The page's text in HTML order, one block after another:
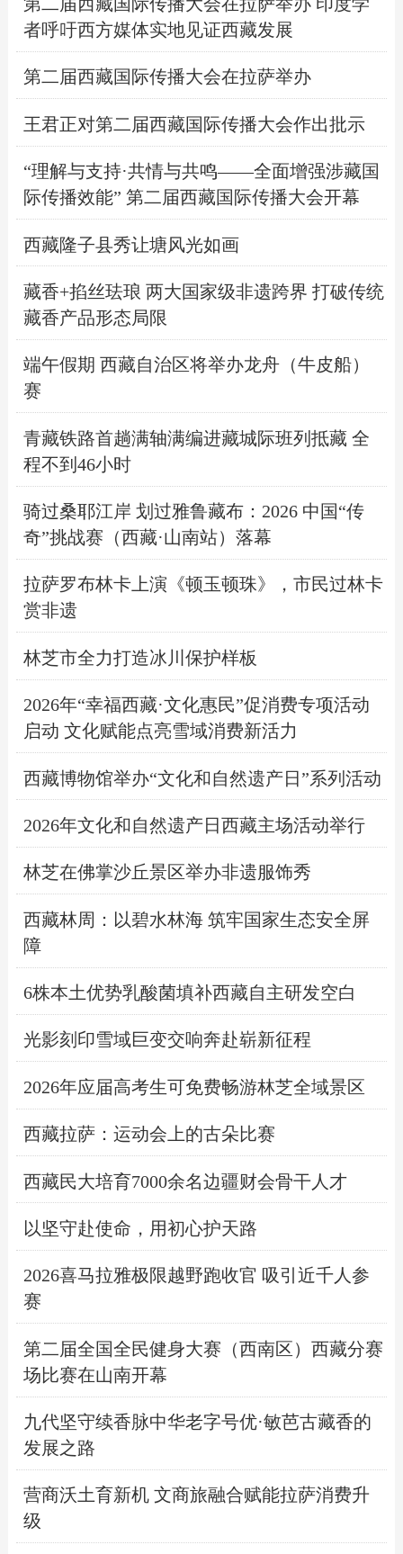
者呼吁西方媒体实地见证西藏发展
第二届西藏国际传播大会在拉萨举办
王君正对第二届西藏国际传播大会作出批示
“理解与支持·共情与共鸣——全面增强涉藏国
际传播效能” 第二届西藏国际传播大会开幕
西藏隆子县秀让塘风光如画
藏香+掐丝珐琅 两大国家级非遗跨界 打破传统
藏香产品形态局限
端午假期 西藏自治区将举办龙舟（牛皮船）
赛
青藏铁路首趟满轴满编进藏城际班列抵藏 ​全
程不到46小时
骑过桑耶江岸 划过雅鲁藏布：2026 中国“传
奇”挑战赛（西藏·山南站）落幕
拉萨罗布林卡上演《顿玉顿珠》，市民过林卡
赏非遗
林芝市全力打造冰川保护样板
2026年“幸福西藏·文化惠民”促消费专项活动
启动 ​文化赋能点亮雪域消费新活力
西藏博物馆举办“文化和自然遗产日”系列活动
2026年文化和自然遗产日西藏主场活动举行
林芝在佛掌沙丘景区举办非遗服饰秀
西藏林周：以碧水林海 筑牢国家生态安全屏
障
6株本土优势乳酸菌填补西藏自主研发空白
光影刻印雪域巨变交响奔赴崭新征程
2026年应届高考生可免费畅游林芝全域景区
西藏拉萨：运动会上的古朵比赛
西藏民大培育7000余名边疆财会骨干人才
以坚守赴使命，用初心护天路
2026喜马拉雅极限越野跑收官 吸引近千人参
赛
第二届全国全民健身大赛（西南区）西藏分赛
场比赛在山南开幕
九代坚守续香脉中华老字号优·敏芭古藏香的
发展之路
营商沃土育新机 文商旅融合赋能拉萨消费升
级